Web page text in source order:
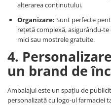
alterarea conținutului.
Organizare: Sunt perfecte
rețetă complexă, asigurându-
mici sau mostrele gratuite.
4.
un brand de
Ambalajul este un spațiu de
personalizată cu logo-ul farmaciei